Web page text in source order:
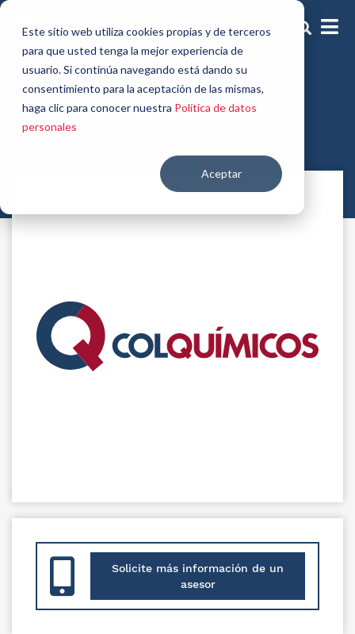
Este sitio web utiliza cookies propias y de terceros
para que usted tenga la mejor experiencia de
usuario. Si continúa navegando está dando su
consentimiento para la aceptación de las mismas,
haga clic para conocer nuestra Política de datos
personales
Aceptar
Emolientes, solubilizantes y dispersantes
Cosmol 43V
Solicite más información de un
asesor